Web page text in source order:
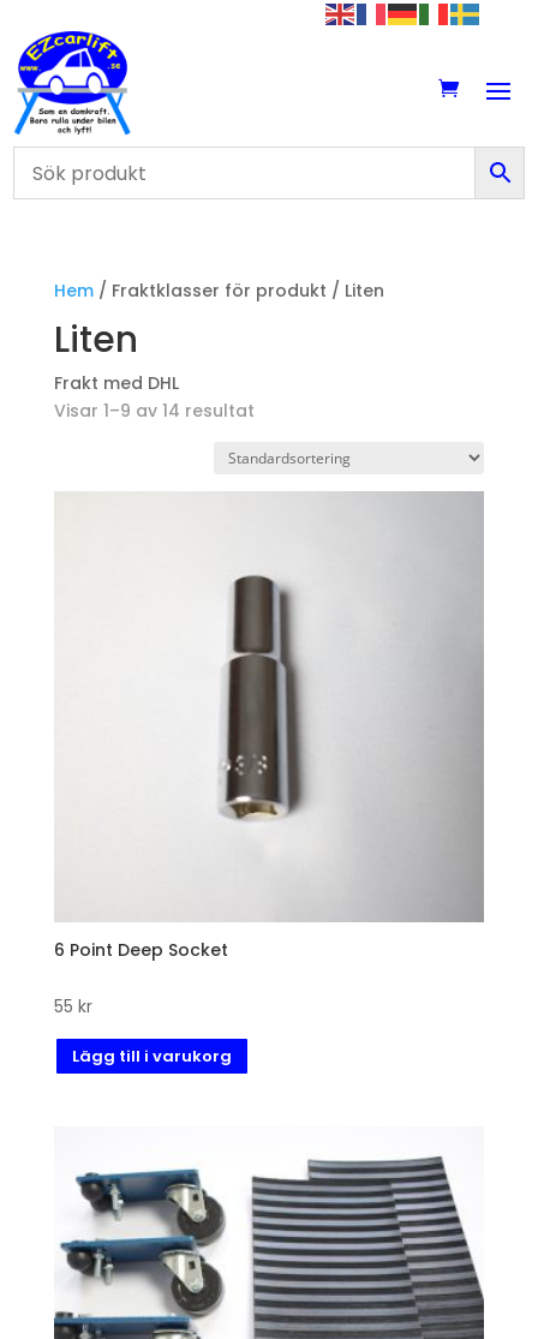
Hem/ Fraktklasser för produkt / Liten
Liten
Frakt med DHL
Visar 1–9 av 14 resultat
6 Point Deep Socket
55 kr
Lägg till i varukorg